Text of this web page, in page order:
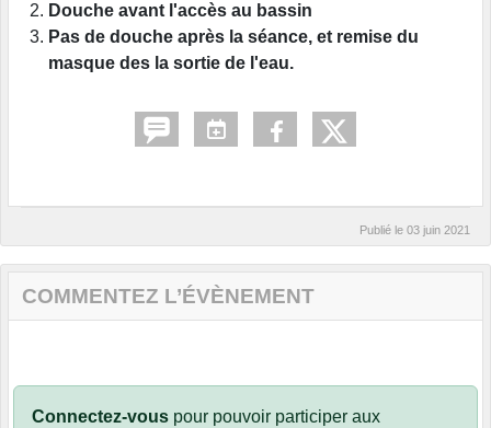
Douche avant l'accès au bassin
Pas de douche après la séance, et remise du
masque des la sortie de l'eau.
Publié le 03 juin 2021
COMMENTEZ L’ÉVÈNEMENT
Connectez-vous pour pouvoir participer aux